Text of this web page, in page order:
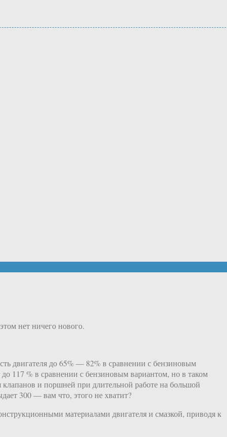
нет ничего нового.
двигателя до 65% — 82% в сравнении с бензиновым
117 % в сравнении с бензиновым вариантом, но в таком
клапанов и поршней при длительной работе на большой
300 — вам что, этого не хватит?
материалами двигателя и смазкой, приводя к